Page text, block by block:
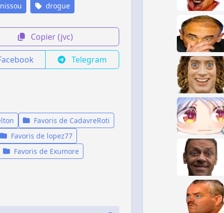
drogue
Copier (jvc)
Telegram
Favoris de CadavreRoti
Favoris de lopez77
Favoris de Exumore